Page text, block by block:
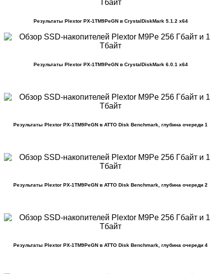
Результаты Plextor PX-1TM9PeGN в CrystalDiskMark 5.1.2 x64
Результаты Plextor PX-1TM9PeGN в CrystalDiskMark 6.0.1 x64
Результаты Plextor PX-1TM9PeGN в ATTO Disk Benchmark, глубина очереди 1
Результаты Plextor PX-1TM9PeGN в ATTO Disk Benchmark, глубина очереди 2
Результаты Plextor PX-1TM9PeGN в ATTO Disk Benchmark, глубина очереди 4